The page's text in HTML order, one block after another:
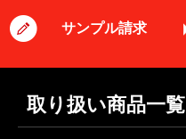
サンプル請求
取り扱い商品一覧